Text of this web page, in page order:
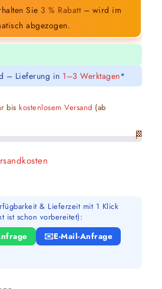
Sie 3 % Rabatt– wird im
abgezogen.
– Lieferung in 1–3 Werktagen*
bis kostenlosem Versand (ab
🏁
& Lieferzeit mit 1 Klick
ist schon vorbereitet):
E-Mail-Anfrage